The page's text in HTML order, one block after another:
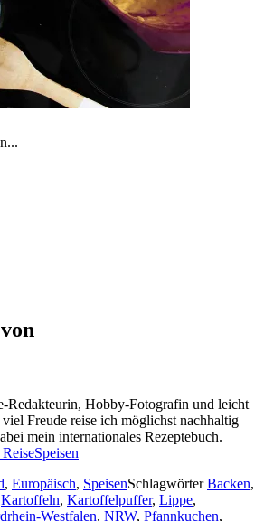
Redakteurin, Hobby-Fotografin und leicht
Freude reise ich möglichst nachhaltig
mein internationales Rezeptebuch.
, Europäisch, SpeisenSchlagwörterBacken,
Kartoffeln, Kartoffelpuffer, Lippe,
Westfalen, NRW, Pfannkuchen,